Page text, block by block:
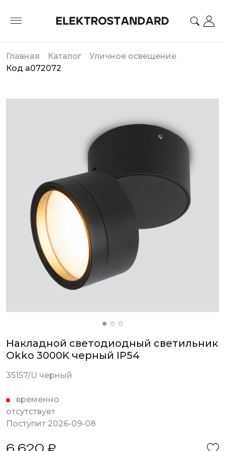
Главная Каталог
Уличное освещение
Код a072072
Накладной светодиодный светильник
Okko 3000K черный IP54
35157/U черный
временно
отсутствует
Поступит 2026-09-08
6 620 ₽